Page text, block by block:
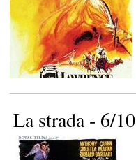
La strada - 6/10